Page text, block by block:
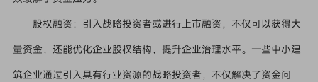
股权融资：引入战略投资者或进行上市融资，不仅可以获得大
量资金，还能优化企业股权结构，提升企业治理水平。一些中小建
筑企业通过引入具有行业资源的战略投资者，不仅解决了资金问